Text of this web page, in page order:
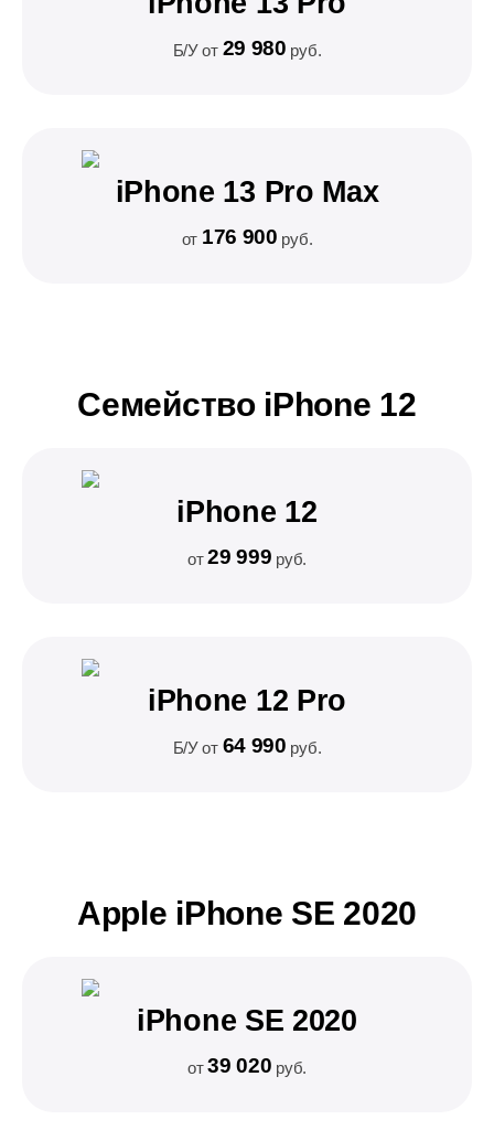
Б/У от 29 980 руб.
iPhone 13 Pro Max
от 176 900 руб.
Семейство iPhone 12
iPhone 12
от29 999 руб.
iPhone 12 Pro
Б/У от 64 990 руб.
Apple iPhone SE 2020
iPhone SE 2020
от39 020 руб.